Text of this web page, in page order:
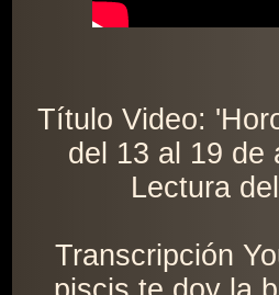
Título Video:
del 13 al 19 de
Lectura
Transcripción